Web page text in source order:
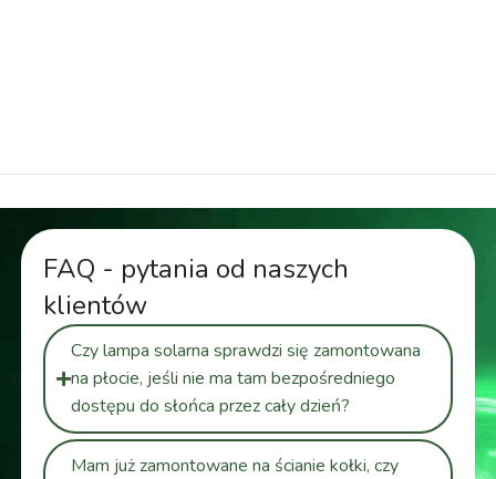
FAQ - pytania od naszych
klientów
Czy lampa solarna sprawdzi się zamontowana
na płocie, jeśli nie ma tam bezpośredniego
dostępu do słońca przez cały dzień?
Mam już zamontowane na ścianie kołki, czy